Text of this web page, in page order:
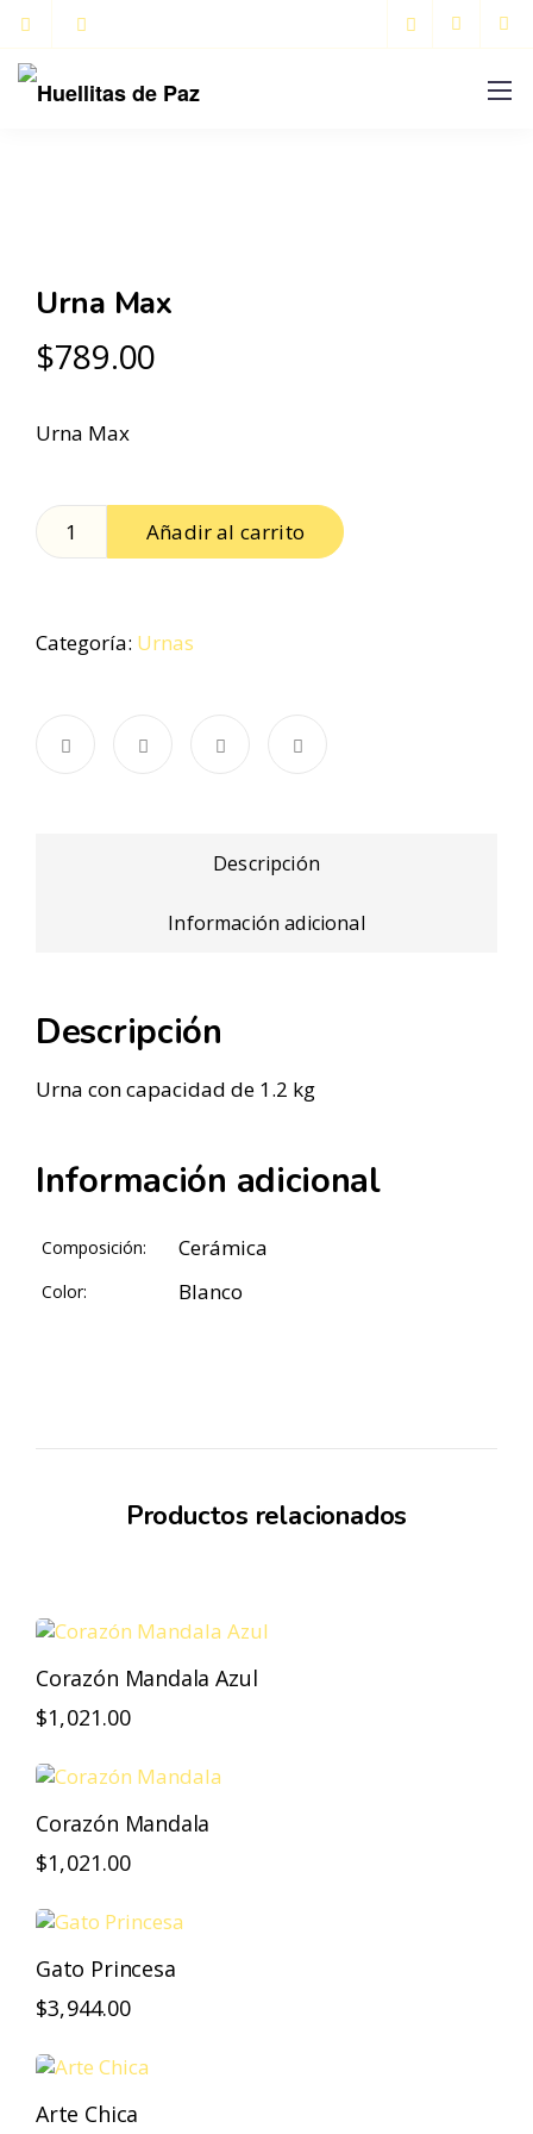
Urna Max
$789.00
Urna Max
Añadir al carrito
Categoría: Urnas
Descripción
Información adicional
Descripción
Urna con capacidad de 1.2 kg
Información adicional
Composición: Cerámica
Color: Blanco
Productos relacionados
Corazón Mandala Azul
$1,021.00
Corazón Mandala
$1,021.00
Gato Princesa
$3,944.00
Arte Chica